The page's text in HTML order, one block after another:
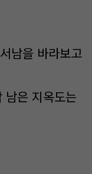
남을 바라보고
남은 지옥도는